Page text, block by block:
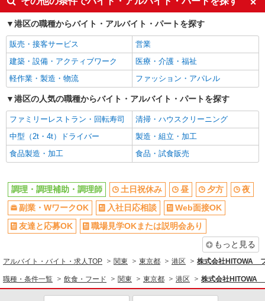
ボーナス・賞与あり
交通費支給
社会保険あり
まかない・食事補助
産休・育休取得実績あり
社員登用あり
港区の職種からバイト・アルバイト・パートを探す
販売・接客サービス
営業
建築・設備・アクティブワーク
医療・介護・福祉
軽作業・製造・物流
ファッション・アパレル
港区の人気の職種からバイト・アルバイト・パートを探す
ファミリーレストラン・回転寿司
清掃・ハウスクリーニング
中型（2t・4t）ドライバー
製造・組立・加工
食品製造・加工
食品・試食販売
調理・調理補助・調理師 土日祝休み 昼 夕方
夜
副業・WワークOK
入社日応相談
Web面接OK
友達と応募OK
職場見学OKまたは説明会あり
もっと見る
アルバイト・バイト・求人TOP 関東 東京都 港区 株式会社HITOWA
職種・条件一覧 飲食・フード 関東 東京都 港区 株式会社HITOWA